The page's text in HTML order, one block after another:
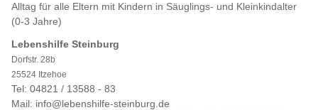
Alltag für alle Eltern mit Kindern in Säuglings- und Kleinkindalter
(0-3 Jahre)
Lebenshilfe Steinburg
Dorfstr. 28b
25524 Itzehoe
Tel: 04821 / 13588 - 83
Mail: info@lebenshilfe-steinburg.de